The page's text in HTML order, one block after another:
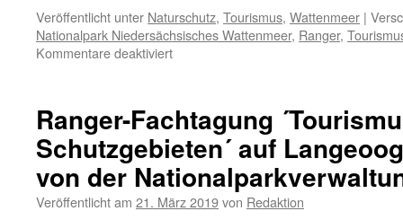
Veröffentlicht unter Naturschutz, Tourismus, Wattenmeer |
Nationalpark Niedersächsisches Wattenmeer, Ranger,
Kommentare deaktiviertfür
Einschränkungen…
Ranger-Fachtagung
Schutzgebieten´ auf
von der
Veröffentlicht am 21. März 2019von Redaktion